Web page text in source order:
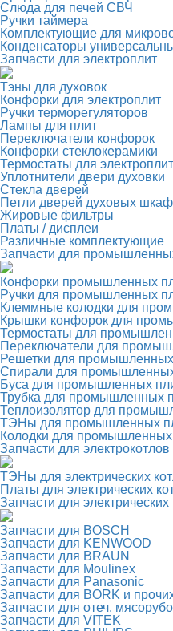
Слюда для печей СВЧ
Ручки таймера
Комплектующие для
Конденсаторы
Запчасти для электроплит
Тэны для духовок
Конфорки для электроплит
Ручки терморегуляторов
Лампы для плит
Переключатели конфорок
Конфорки стеклокерамики
Термостаты для электроплит
Уплотнители двери духовки
Стекла дверей
Петли дверей духовых
Жировые фильтры
Платы / дисплеи
Различные комплектующие
Запчасти для
Конфорки промышленных
Ручки для промышленных
Клеммные колодки для
Крышки конфорок для
Термостаты для
Переключатели для
Решетки для
Спирали для
Буса для промышленных
Трубка для промышленных
Теплоизолятор для
ТЭНы для промышленных
Колодки для промышленных
Запчасти для электрокотлов
ТЭНы для электрических
Платы для электрических
Запчасти для
Запчасти для BOSCH
Запчасти для KENWOOD
Запчасти для BRAUN
Запчасти для Moulinex
Запчасти для Panasonic
Запчасти для BORK и
Запчасти для отеч.
Запчасти для VITEK